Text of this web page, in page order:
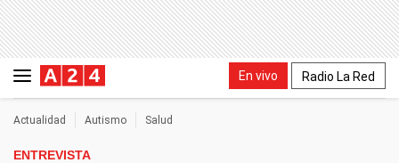
En vivo Radio La Red
Actualidad Autismo Salud
ENTREVISTA